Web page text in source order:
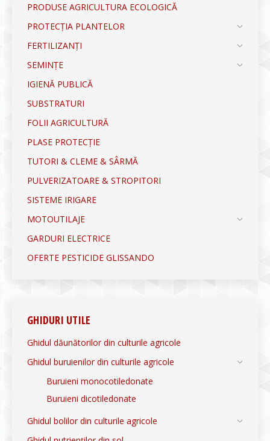
PRODUSE AGRICULTURA ECOLOGICĂ
PROTECȚIA PLANTELOR
FERTILIZANȚI
SEMINȚE
IGIENĂ PUBLICĂ
SUBSTRATURI
FOLII AGRICULTURĂ
PLASE PROTECȚIE
TUTORI & CLEME & SÂRMĂ
PULVERIZATOARE & STROPITORI
SISTEME IRIGARE
MOTOUTILAJE
GARDURI ELECTRICE
OFERTE PESTICIDE GLISSANDO
GHIDURI UTILE
Ghidul dăunătorilor din culturile agricole
Ghidul buruienilor din culturile agricole
Buruieni monocotiledonate
Buruieni dicotiledonate
Ghidul bolilor din culturile agricole